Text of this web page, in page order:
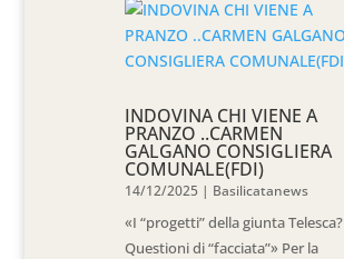
INDOVINA CHI VIENE A
PRANZO ..CARMEN
GALGANO CONSIGLIERA
COMUNALE(FDI)
14/12/2025 | Basilicatanews
«I “progetti” della giunta Telesca?
Questioni di “facciata”» Per la